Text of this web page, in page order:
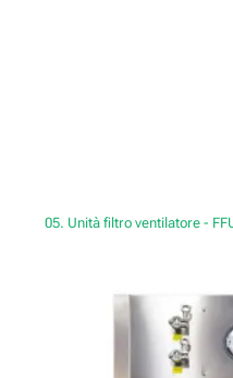
05. Unità filtro ventilatore -